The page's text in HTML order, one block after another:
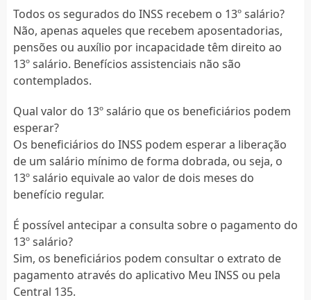
Todos os segurados do INSS recebem o 13º salário?
Não, apenas aqueles que recebem aposentadorias,
pensões ou auxílio por incapacidade têm direito ao
13º salário. Benefícios assistenciais não são
contemplados.
Qual valor do 13º salário que os beneficiários podem
esperar?
Os beneficiários do INSS podem esperar a liberação
de um salário mínimo de forma dobrada, ou seja, o
13º salário equivale ao valor de dois meses do
benefício regular.
É possível antecipar a consulta sobre o pagamento do
13º salário?
Sim, os beneficiários podem consultar o extrato de
pagamento através do aplicativo Meu INSS ou pela
Central 135.